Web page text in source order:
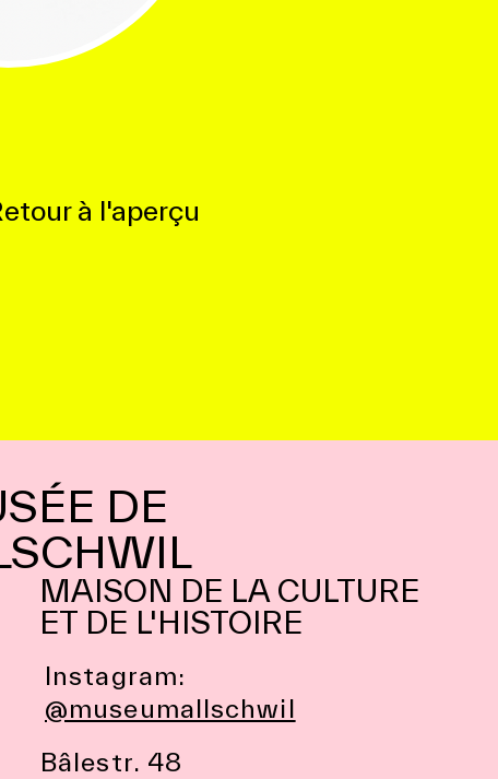
à l'aperçu
DE
MAISON DE LA CULTURE
ET DE L'HISTOIRE
Instagram:
@museumallschwil
Bâlestr. 48